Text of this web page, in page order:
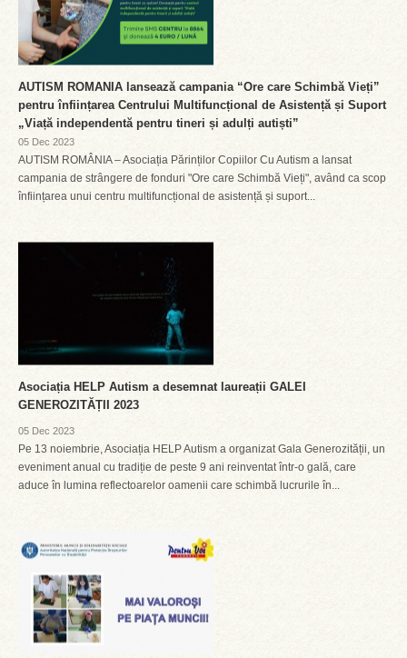
AUTISM ROMANIA lansează campania “Ore care Schimbă Vieți”
pentru înființarea Centrului Multifuncțional de Asistență și Suport
„Viață independentă pentru tineri și adulți autiști”
05 Dec 2023
AUTISM ROMÂNIA – Asociația Părinților Copiilor Cu Autism a lansat
campania de strângere de fonduri "Ore care Schimbă Vieți", având ca scop
înființarea unui centru multifuncțional de asistență și suport...
Asociația HELP Autism a desemnat laureații GALEI
GENEROZITĂȚII 2023
05 Dec 2023
Pe 13 noiembrie, Asociația HELP Autism a organizat Gala Generozității, un
eveniment anual cu tradiție de peste 9 ani reinventat într-o gală, care
aduce în lumina reflectoarelor oamenii care schimbă lucrurile în...